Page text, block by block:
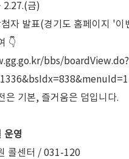
2.27.(금)
자 발표(경기도 홈페이지 '이
👇
bbs/boardView.do?
은 기본, 즐거움은 덤입니다.
운영
콜센터 / 031-120